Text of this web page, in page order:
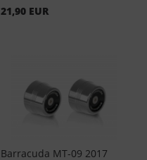
21,90 EUR
Barracuda MT-09 2017